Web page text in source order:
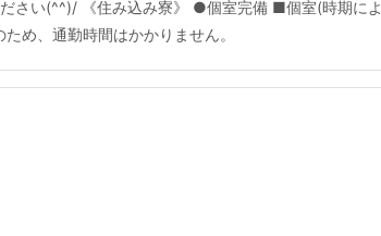
さい(^^)/ 《住み込み寮》 ●個室完備 ■個室(時期によ
め、通勤時間はかかりません。